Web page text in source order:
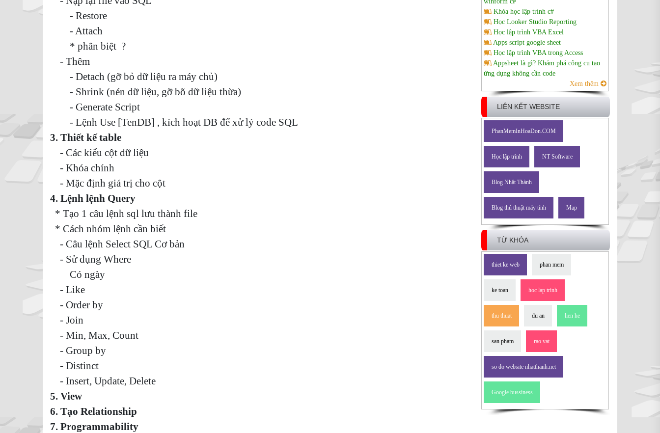
- Restore
- Attach
* phân biệt ?
- Thêm
- Detach (gỡ bỏ dữ liệu ra máy chủ)
- Shrink (nén dữ liệu, gỡ bõ dữ liệu thừa)
- Generate Script
- Lệnh Use [TenDB] , kích hoạt DB để xử lý code SQL
3. Thiết kế table
- Các kiểu cột dữ liệu
- Khóa chính
- Mặc định giá trị cho cột
4. Lệnh lệnh Query
* Tạo 1 câu lệnh sql lưu thành file
* Cách nhóm lệnh cần biết
- Câu lệnh Select SQL Cơ bản
- Sử dụng Where
Có ngày
- Like
- Order by
- Join
- Min, Max, Count
- Group by
- Distinct
- Insert, Update, Delete
5. View
6. Tạo Relationship
7. Programmability
Khóa học lập trình c#
Học Looker Studio Reporting
Học lập trình VBA Excel
Apps script google sheet
Học lập trình VBA trong Access
Appsheet là gì? Khám phá công cụ tạo
ứng dụng không cần code
Xem thêm
LIÊN KẾT WEBSITE
PhanMemInHoaDon.COM
Học lập trình NT Software
Blog Nhật Thành
Blog thủ thuật máy tính Map
TỪ KHÓA
thiet ke web phan mem
ke toan hoc lap trinh
thu thuat du an lien he
san pham rao vat
so do website nhatthanh.net
Google bussiness